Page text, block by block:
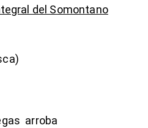
del Somontano
arroba